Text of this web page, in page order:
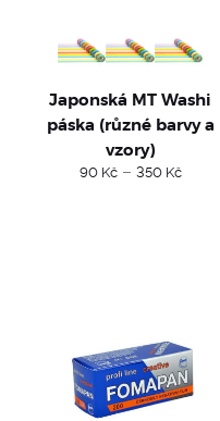
Japonská MT Washi
páska (různé barvy a
vzory)
90 Kč – 350 KčPrice